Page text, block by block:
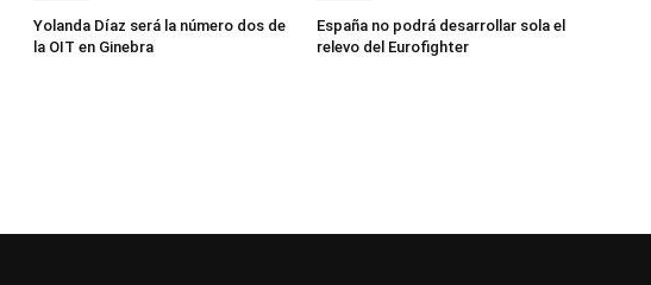
Yolanda Díaz será la número dos de
la OIT en Ginebra
España no podrá desarrollar sola el
relevo del Eurofighter